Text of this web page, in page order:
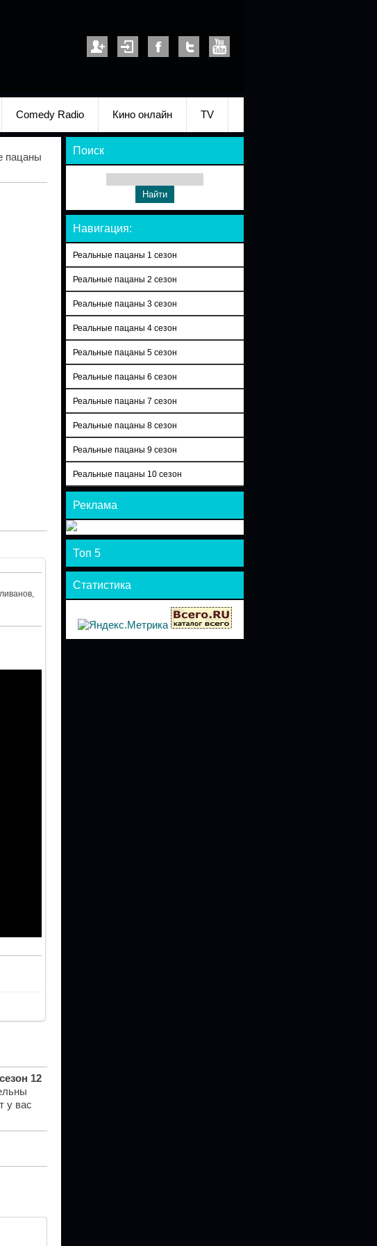
Comedy Radio Кино онлайн TV
пацаны
12
у вас
Поиск
Навигация:
Реальные пацаны 1 сезон
Реальные пацаны 2 сезон
Реальные пацаны 3 сезон
Реальные пацаны 4 сезон
Реальные пацаны 5 сезон
Реальные пацаны 6 сезон
Реальные пацаны 7 сезон
Реальные пацаны 8 сезон
Реальные пацаны 9 сезон
Реальные пацаны 10 сезон
Реклама
Топ 5
Статистика